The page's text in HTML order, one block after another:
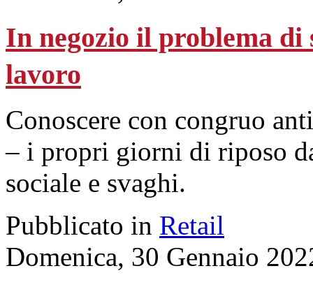
In negozio il problema di
lavoro
Conoscere con congruo
– i propri giorni di riposo
sociale e svaghi.
Pubblicato in Retail
Domenica, 30 Gennaio